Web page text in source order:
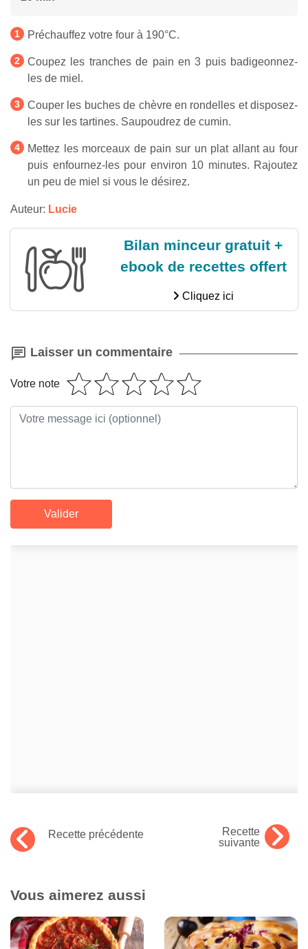
Préchauffez votre four à 190°C.
Coupez les tranches de pain en 3 puis badigeonnez-
les de miel.
Couper les buches de chèvre en rondelles et disposez-
les sur les tartines. Saupoudrez de cumin.
Mettez les morceaux de pain sur un plat allant au four
puis enfournez-les pour environ 10 minutes. Rajoutez
un peu de miel si vous le désirez.
Auteur: Lucie
Bilan minceur gratuit +
ebook de recettes offert
Cliquez ici
Laisser un commentaire
Votre note
Recette précédente
Recette
suivante
Vous aimerez aussi